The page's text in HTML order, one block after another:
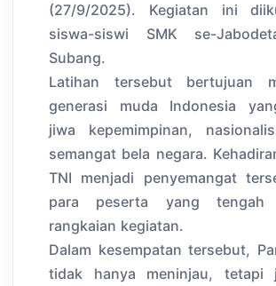
(27/9/2025). Kegiatan ini
siswa-siswi SMK se-
Subang.
Latihan tersebut bertujuan
generasi muda Indonesia
jiwa kepemimpinan,
semangat bela negara.
TNI menjadi penyemangat
para peserta yang tengah
rangkaian kegiatan.
Dalam kesempatan tersebut,
tidak hanya meninjau, tetapi